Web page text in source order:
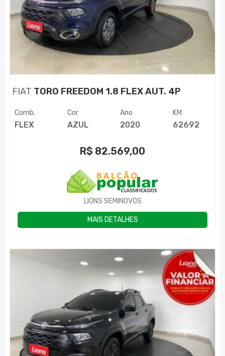
FIAT TORO FREEDOM 1.8 FLEX AUT. 4P
Comb.
FLEX
Cor
AZUL
Ano
2020
KM
62692
R$ 82.569,00
LIONS SEMINOVOS
MAIS DETALHES